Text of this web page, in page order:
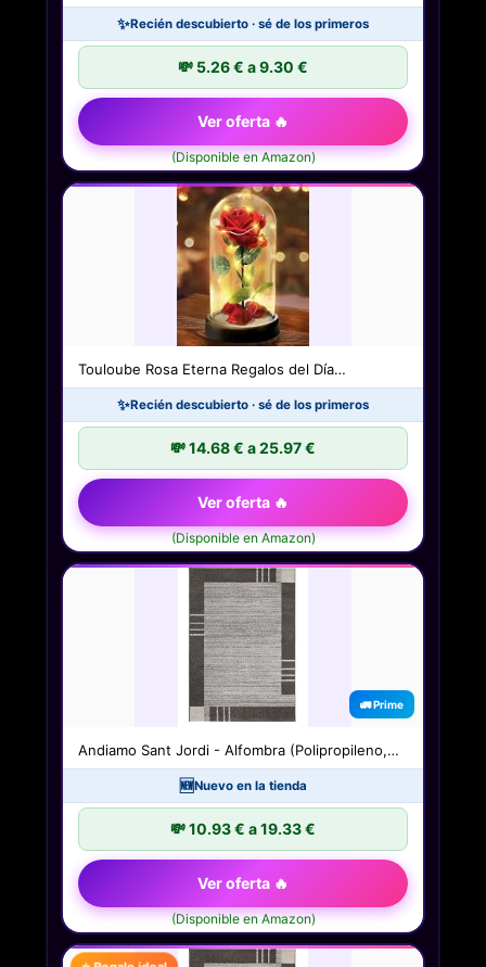
✨Recién descubierto · sé de los primeros
💸 5.26 € a 9.30 €
Ver oferta 🔥
(Disponible en Amazon)
Touloube Rosa Eterna Regalos del Día…
✨Recién descubierto · sé de los primeros
💸 14.68 € a 25.97 €
Ver oferta 🔥
(Disponible en Amazon)
🚛 Prime
Andiamo Sant Jordi - Alfombra (Polipropileno,…
🆕Nuevo en la tienda
💸 10.93 € a 19.33 €
Ver oferta 🔥
(Disponible en Amazon)